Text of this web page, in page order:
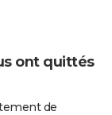
ont quittés
de